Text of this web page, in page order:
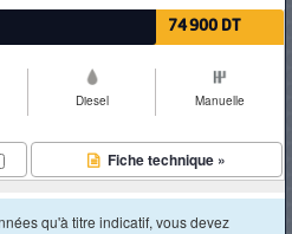
74 900 DT
Diesel Manuelle
Fiche technique »
qu'à titre indicatif, vous devez